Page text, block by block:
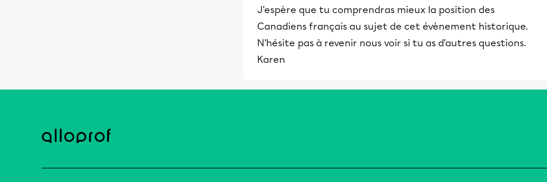
J'espère que tu comprendras mieux la position des
Canadiens français au sujet de cet évènement historique.
N'hésite pas à revenir nous voir si tu as d'autres questions.
Karen